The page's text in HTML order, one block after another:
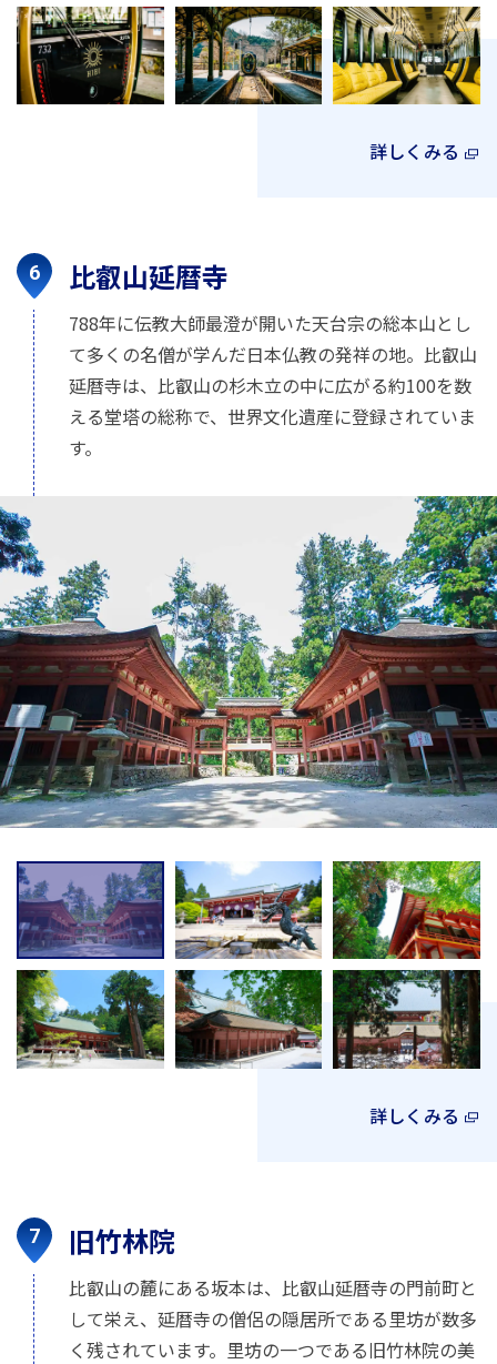
詳しくみる
比叡山延暦寺
788年に伝教大師最澄が開いた天台宗の総本山とし
て多くの名僧が学んだ日本仏教の発祥の地。比叡山
延暦寺は、比叡山の杉木立の中に広がる約100を数
える堂塔の総称で、世界文化遺産に登録されていま
す。
詳しくみる
旧竹林院
比叡山の麓にある坂本は、比叡山延暦寺の門前町と
して栄え、延暦寺の僧侶の隠居所である里坊が数多
く残されています。里坊の一つである旧竹林院の美